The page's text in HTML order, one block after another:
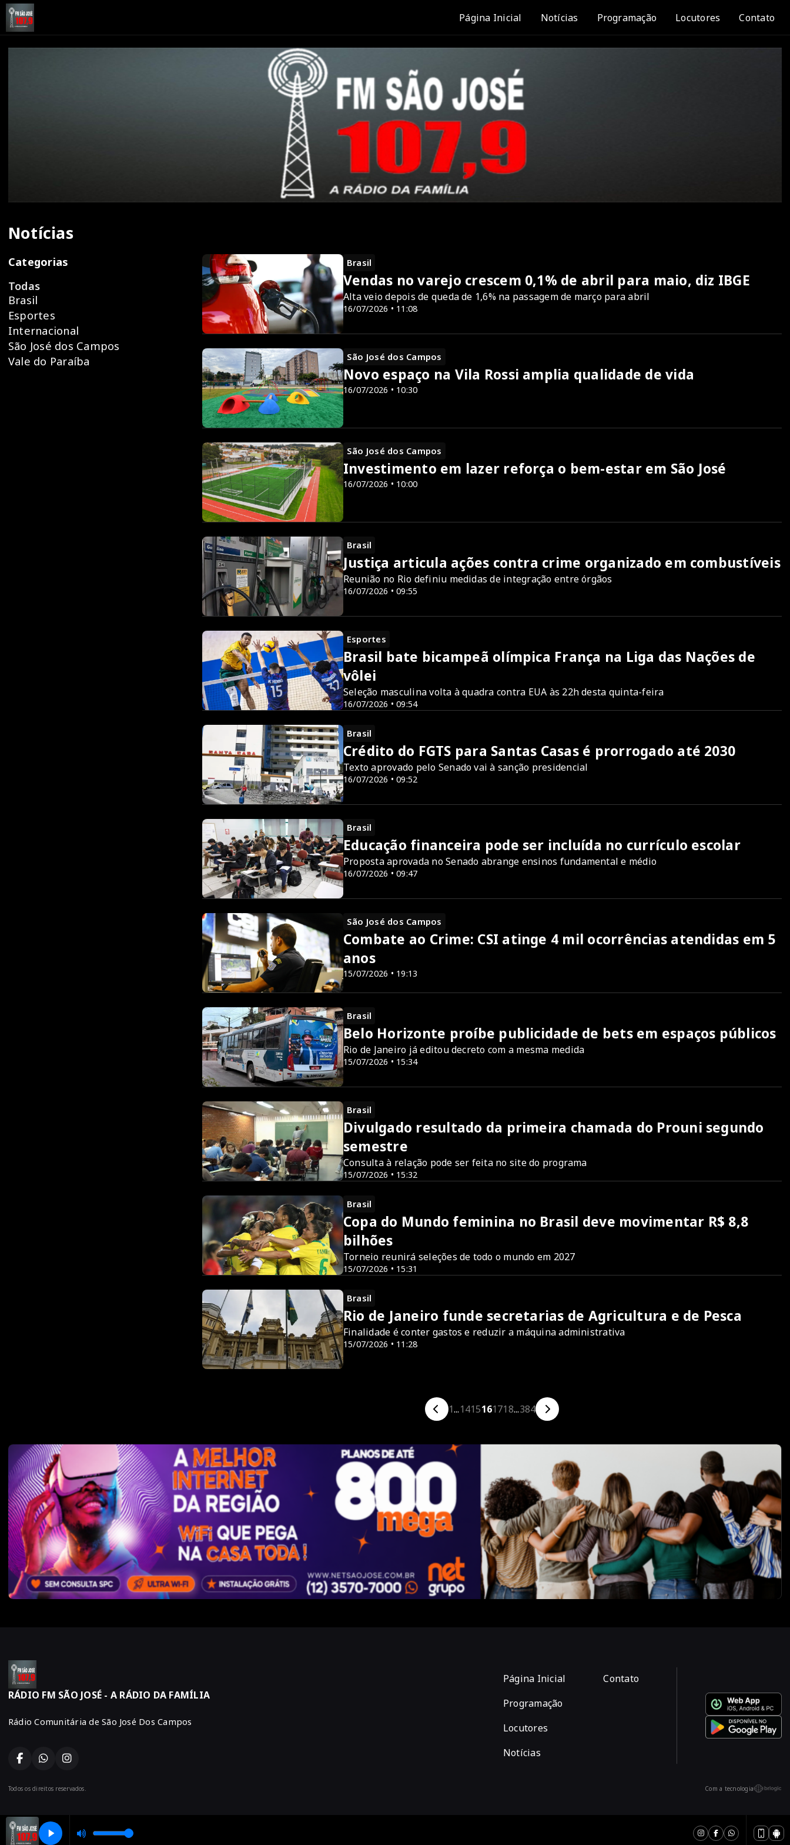
Página Inicial Notícias Programação Locutores Contato
Notícias
Categorias
Todas
Brasil
Esportes
Internacional
São José dos Campos
Vale do Paraíba
Brasil
16/07/2026 • 11:08
Vendas no varejo crescem 0,1% de abril para maio, diz IBGE
Alta veio depois de queda de 1,6% na passagem de março para abril
São José dos Campos
16/07/2026 • 10:30
Novo espaço na Vila Rossi amplia qualidade de vida
São José dos Campos
16/07/2026 • 10:00
Investimento em lazer reforça o bem-estar em São José
Brasil
16/07/2026 • 09:55
Justiça articula ações contra crime organizado em combustíveis
Reunião no Rio definiu medidas de integração entre órgãos
Esportes
16/07/2026 • 09:54
Brasil bate bicampeã olímpica França na Liga das Nações de
vôlei
Seleção masculina volta à quadra contra EUA às 22h desta quinta-feira
Brasil
16/07/2026 • 09:52
Crédito do FGTS para Santas Casas é prorrogado até 2030
Texto aprovado pelo Senado vai à sanção presidencial
Brasil
16/07/2026 • 09:47
Educação financeira pode ser incluída no currículo escolar
Proposta aprovada no Senado abrange ensinos fundamental e médio
São José dos Campos
15/07/2026 • 19:13
Combate ao Crime: CSI atinge 4 mil ocorrências atendidas em 5
anos
Brasil
15/07/2026 • 15:34
Belo Horizonte proíbe publicidade de bets em espaços públicos
Rio de Janeiro já editou decreto com a mesma medida
Brasil
15/07/2026 • 15:32
Divulgado resultado da primeira chamada do Prouni segundo
semestre
Consulta à relação pode ser feita no site do programa
Brasil
15/07/2026 • 15:31
Copa do Mundo feminina no Brasil deve movimentar R$ 8,8
bilhões
Torneio reunirá seleções de todo o mundo em 2027
Brasil
15/07/2026 • 11:28
Rio de Janeiro funde secretarias de Agricultura e de Pesca
Finalidade é conter gastos e reduzir a máquina administrativa
1...1415161718...384
RÁDIO FM SÃO JOSÉ - A RÁDIO DA FAMÍLIA
Rádio Comunitária de São José Dos Campos
Página Inicial
Programação
Locutores
Notícias
Contato
Todos os direitos reservados. Com a tecnologia